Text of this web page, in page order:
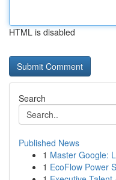
HTML is disabled
Search
Published News
1 Master Google:
1 EcoFlow Power